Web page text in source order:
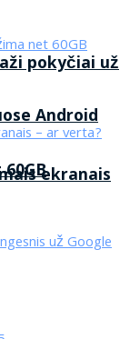
Android
pokyčiai už
ekranais